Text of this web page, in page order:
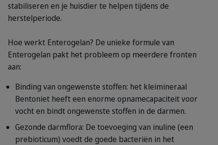
stabiliseren en je huisdier te helpen tijdens de
herstelperiode.
Hoe werkt Enterogelan? De unieke formule van
Enterogelan pakt het probleem op meerdere fronten
aan:
Binding van ongewenste stoffen: het kleimineraal
Bentoniet heeft een enorme opnamecapaciteit voor
vocht en bindt ongewenste stoffen in de darmen.
Gezonde darmflora: De toevoeging van inuline (een
prebioticum) voedt de goede bacteriën in het